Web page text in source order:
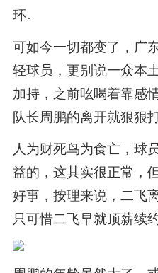
环。
可如今一切都变了，广
轻球员，更别说一众本
加持，之前吆喝着靠感
队长周鹏的离开就狠狠
人为财死鸟为食亡，球
益的，这其实很正常，
好事，按理来说，二飞
只可惜二飞早就顶薪续约